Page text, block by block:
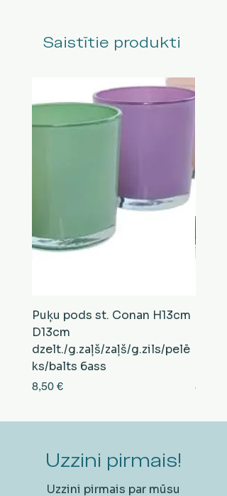
Saistītie produkti
Puķu pods st. Conan H13cm
D13cm
dzelt./g.zaļš/zaļš/g.zils/pelē
ks/balts 6ass
Cena
8,50 € Cena
8,50 €
Uzzini pirmais!
Uzzini pirmais par mūsu